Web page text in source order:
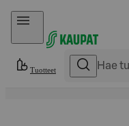
Hyppää sisältöön
Tuotteet